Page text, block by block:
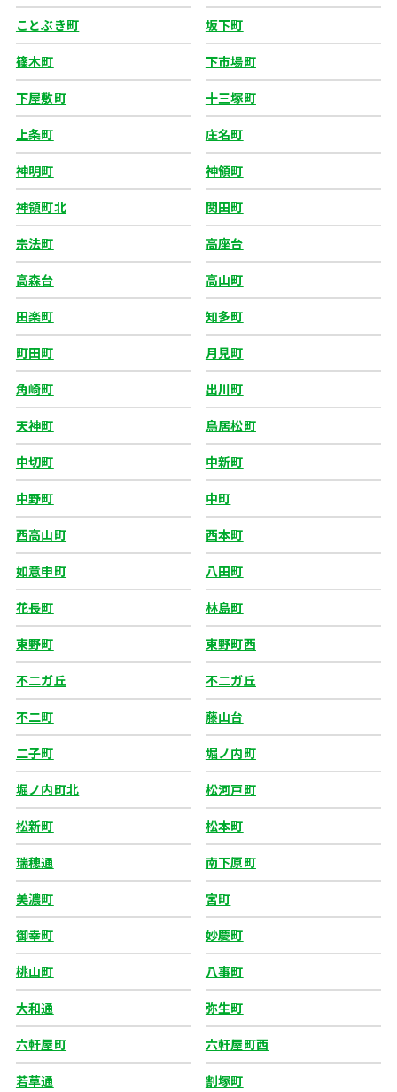
ことぶき町 坂下町
篠木町 下市場町
下屋敷町 十三塚町
上条町 庄名町
神明町 神領町
神領町北 関田町
宗法町 高座台
高森台 高山町
田楽町 知多町
町田町 月見町
角崎町 出川町
天神町 鳥居松町
中切町 中新町
中野町 中町
西高山町 西本町
如意申町 八田町
花長町 林島町
東野町 東野町西
不二ガ丘 不二ガ丘
不二町 藤山台
二子町 堀ノ内町
堀ノ内町北 松河戸町
松新町 松本町
瑞穂通 南下原町
美濃町 宮町
御幸町 妙慶町
桃山町 八事町
大和通 弥生町
六軒屋町 六軒屋町西
若草通 割塚町